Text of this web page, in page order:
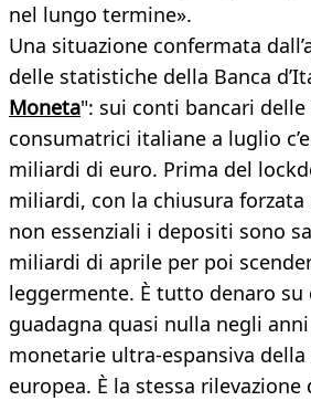
nel lungo termine».
Una situazione confermata
delle statistiche della Banca
Moneta": sui conti bancari
consumatrici italiane a luglio
miliardi di euro. Prima del
miliardi, con la chiusura
non essenziali i depositi sono
miliardi di aprile per poi
leggermente. È tutto denaro
guadagna quasi nulla negli
monetarie ultra-espansiva
europea. È la stessa rilevazione